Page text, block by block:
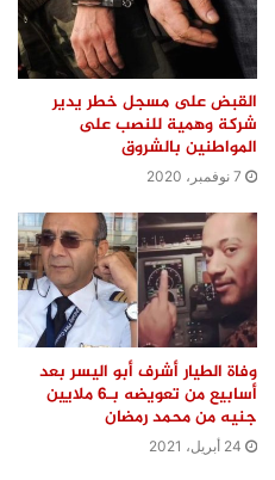
القبض على مسجل خطر يدير
شركة وهمية للنصب على
المواطنين بالشروق
7 نوفمبر، 2020
وفاة الطيار أشرف أبو اليسر بعد
أسابيع من تعويضه بـ6 ملايين
جنيه من محمد رمضان
24 أبريل، 2021